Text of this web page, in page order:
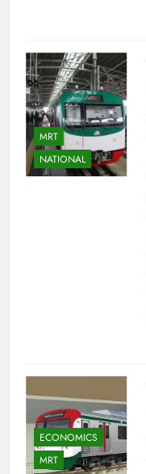
MRT
NATIONAL
ECONOMICS
MRT